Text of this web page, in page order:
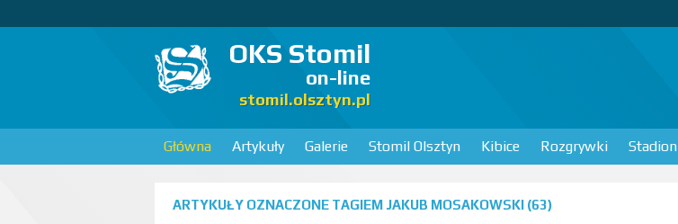
OKS Stomil
on-line
stomil.olsztyn.pl
Główna Artykuły Galerie Stomil Olsztyn Kibice Rozgrywki Stadion
ARTYKUŁY OZNACZONE TAGIEM JAKUB MOSAKOWSKI (63)